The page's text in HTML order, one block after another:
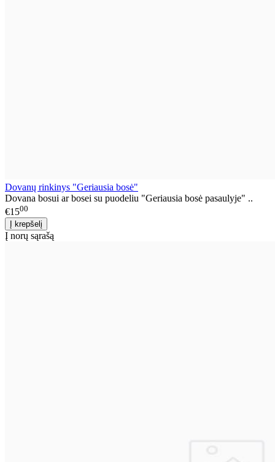
Dovanų rinkinys "Geriausia bosė"
Dovana bosui ar bosei su puodeliu "Geriausia bosė pasaulyje" ..
€1500
Į norų sąrašą